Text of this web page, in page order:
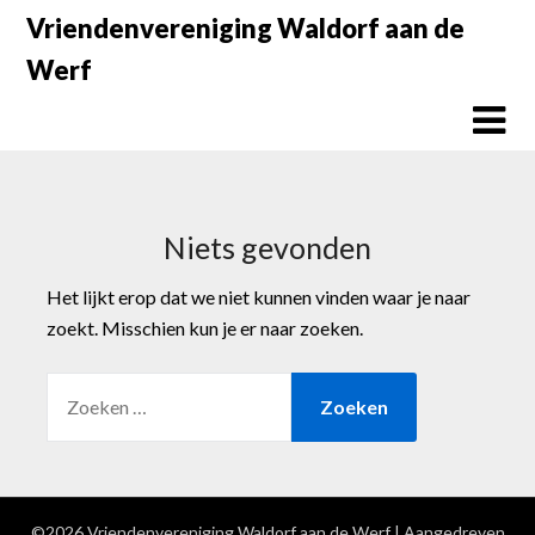
Doorgaan
naar
inhoud
Vriendenvereniging Waldorf aan de
Werf
Niets gevonden
Het lijkt erop dat we niet kunnen vinden waar je naar
zoekt. Misschien kun je er naar zoeken.
NAAR: